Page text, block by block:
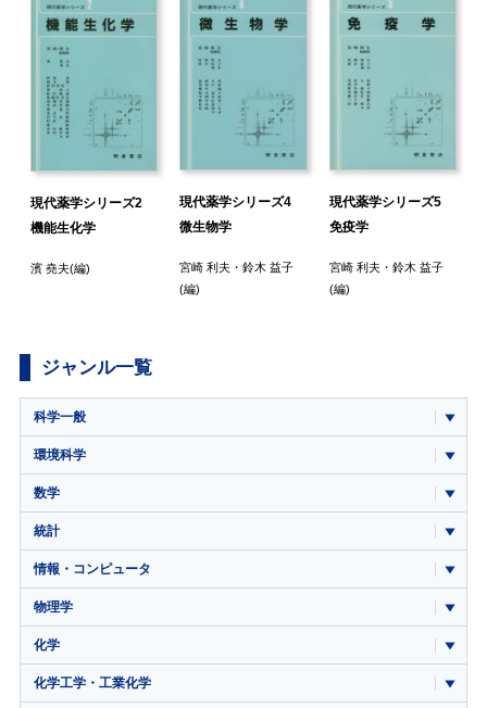
現代薬学シリーズ2
機能生化学
濱 堯夫(編)
現代薬学シリーズ4
微生物学
宮崎 利夫 ・鈴木 益子
(編)
現代薬学シリーズ5
免疫学
宮崎 利夫 ・ 鈴木 益子
(編)
ジャンル一覧
科学一般
環境科学
数学
統計
情報・コンピュータ
物理学
化学
化学工学・工業化学